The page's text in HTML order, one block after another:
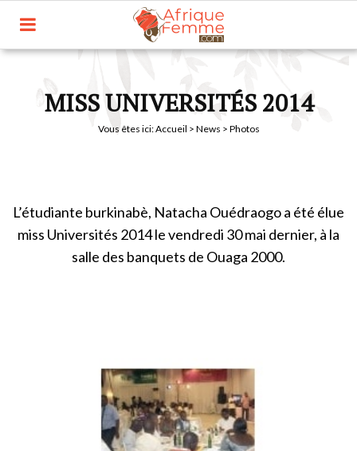
MISS UNIVERSITÉS 2014
Vous êtes ici:Accueil > News > Photos
L’étudiante burkinabè, Natacha Ouédraogo a été élue
miss Universités 2014 le vendredi 30 mai dernier, à la
salle des banquets de Ouaga 2000.